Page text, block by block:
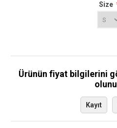
Size
Ürünün fiyat bilgilerini
Kayıt